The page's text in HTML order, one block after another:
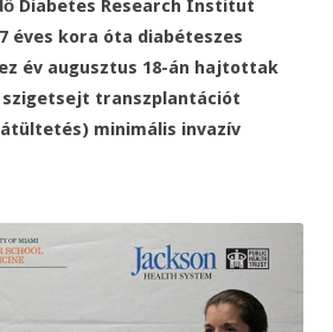
Diabetes Research Institut
éves kora óta diabéteszes
év augusztus 18-án hajtottak
transzplantációt
minimális invazív